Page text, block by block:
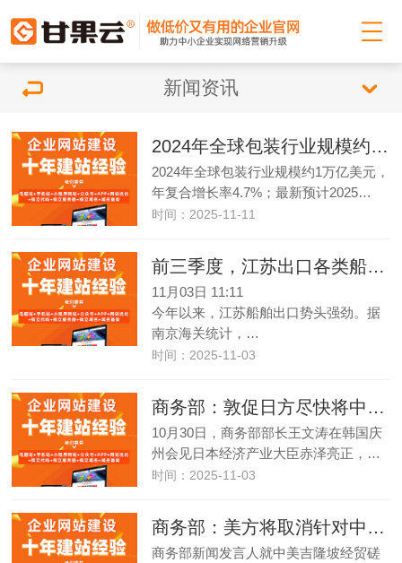
新闻资讯
2024年全球包装行业规模约1万亿美元
2024年全球包装行业规模约1万亿美元，
年复合增长率4.7%；最新预计2025…
时间：2025-11-11
前三季度，江苏出口各类船舶1078.4亿元
11月03日 11:11
今年以来，江苏船舶出口势头强劲。据
南京海关统计，…
时间：2025-11-03
商务部：敦促日方尽快将中方有关实体移出出口管制最终用户清单
10月30日，商务部部长王文涛在韩国庆
州会见日本经济产业大臣赤泽亮正，…
时间：2025-11-03
商务部：美方将取消针对中国商品加征的10%所谓“芬太尼关税”，对中国商品加征的24%对等关税将继续暂停一年
商务部新闻发言人就中美吉隆坡经贸磋